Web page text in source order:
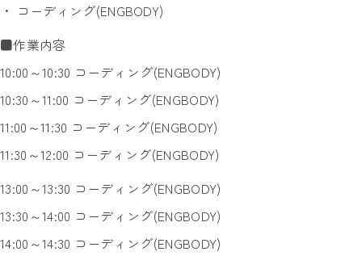
・ コーディング(ENGBODY)
■作業内容
10:00～10:30 コーディング(ENGBODY)
10:30～11:00 コーディング(ENGBODY)
11:00～11:30 コーディング(ENGBODY)
11:30～12:00 コーディング(ENGBODY)
13:00～13:30 コーディング(ENGBODY)
13:30～14:00 コーディング(ENGBODY)
14:00～14:30 コーディング(ENGBODY)